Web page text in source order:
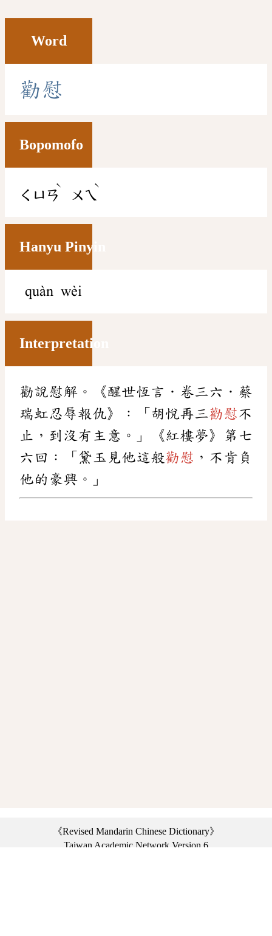
Word
勸慰
Bopomofo
ㄑㄩㄢ
ˋ
ㄨㄟ
ˋ
Hanyu Pinyin
quàn wèi
Interpretation
勸說慰解。《醒世恆言．卷三六．蔡
瑞虹忍辱報仇》：「胡悅再三勸慰不
止，到沒有主意。」《紅樓夢》第七
六回：「黛玉見他這般勸慰 ，不肯負
他的豪興。」
《Revised Mandarin Chinese Dictionary》
Taiwan Academic Network Version 6